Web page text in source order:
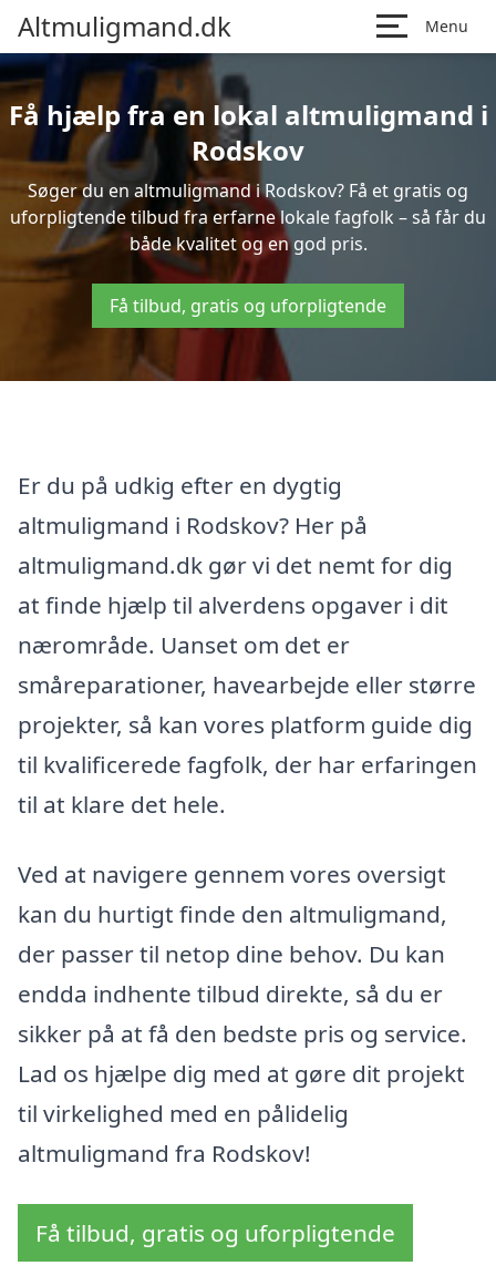
Altmuligmand.dk Menu
Få hjælp fra en lokal altmuligmand i
Rodskov
Søger du en altmuligmand i Rodskov? Få et gratis og
uforpligtende tilbud fra erfarne lokale fagfolk – så får du
både kvalitet og en god pris.
Få tilbud, gratis og uforpligtende
Er du på udkig efter en dygtig
altmuligmand i Rodskov? Her på
altmuligmand.dk gør vi det nemt for dig
at finde hjælp til alverdens opgaver i dit
nærområde. Uanset om det er
småreparationer, havearbejde eller større
projekter, så kan vores platform guide dig
til kvalificerede fagfolk, der har erfaringen
til at klare det hele.
Ved at navigere gennem vores oversigt
kan du hurtigt finde den altmuligmand,
der passer til netop dine behov. Du kan
endda indhente tilbud direkte, så du er
sikker på at få den bedste pris og service.
Lad os hjælpe dig med at gøre dit projekt
til virkelighed med en pålidelig
altmuligmand fra Rodskov!
Få tilbud, gratis og uforpligtende